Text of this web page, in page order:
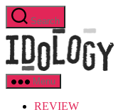
Skip
to
the
content
Search
Menu
REVIEW